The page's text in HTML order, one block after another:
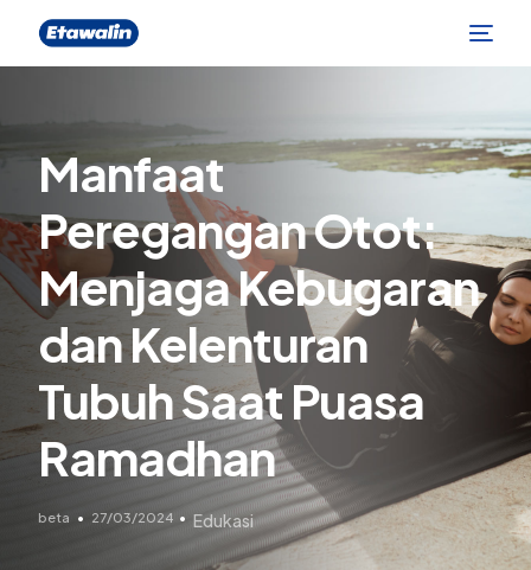
Manfaat
Peregangan Otot:
Menjaga Kebugaran
dan Kelenturan
Tubuh Saat Puasa
Ramadhan
beta 27/03/2024 Edukasi